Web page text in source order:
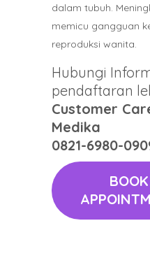
dalam tubuh.
memicu gangguan
reproduksi wanita.
Hubungi
pendaftaran
Customer
Medika
0821-6980-
BOOK